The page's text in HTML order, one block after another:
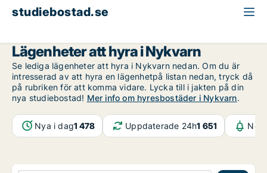
studiebostad.se
Lägenheter att hyra i Nykvarn
Se lediga lägenheter att hyra i Nykvarn nedan. Om du är
intresserad av att hyra en lägenhetpå listan nedan, tryck då
på rubriken för att komma vidare. Lycka till i jakten på din
nya studiebostad! Mer info om hyresbostäder i Nykvarn.
Nya i dag1 478 Uppdaterade 24h1 651